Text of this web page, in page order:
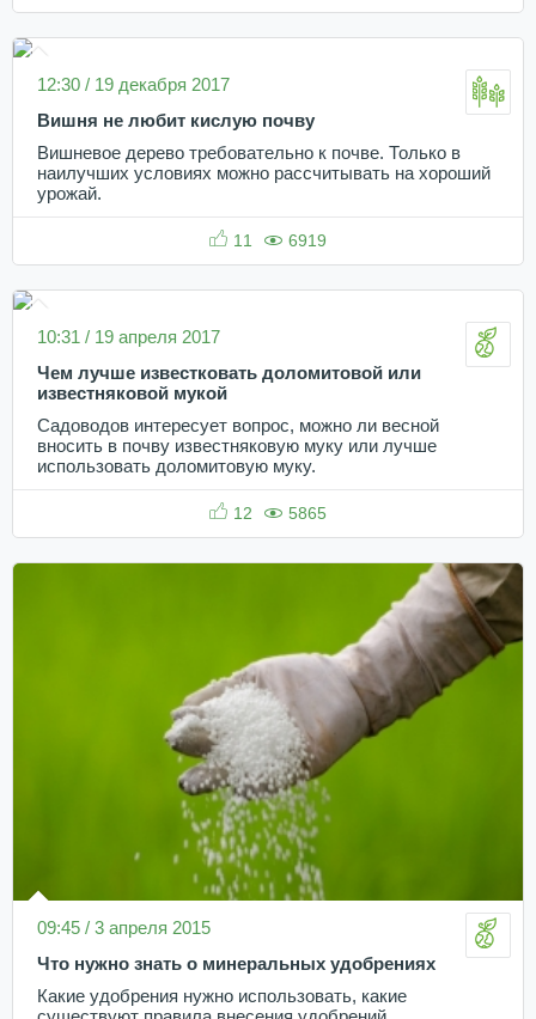
12:30 / 19 декабря 2017
Вишня не любит кислую почву
Вишневое дерево требовательно к почве. Только в
наилучших условиях можно рассчитывать на хороший
урожай.
11 6919
10:31 / 19 апреля 2017
Чем лучше известковать доломитовой или
известняковой мукой
Садоводов интересует вопрос, можно ли весной
вносить в почву известняковую муку или лучше
использовать доломитовую муку.
12 5865
09:45 / 3 апреля 2015
Что нужно знать о минеральных удобрениях
Какие удобрения нужно использовать, какие